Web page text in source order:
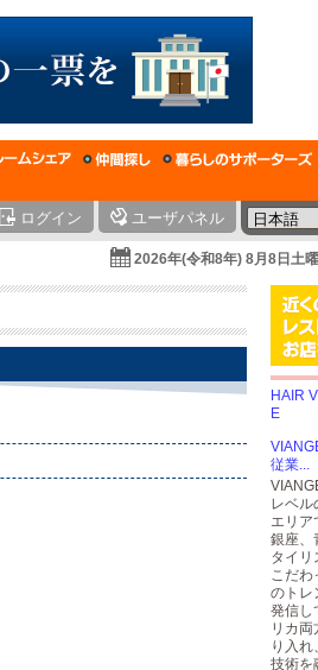
ログイン ユーザパネル
2026年(令和8年) 8月8日土
従業...
レベル
エリア
銀座、
タイリ
こだわ
のトレ
発信し
リカ
り入
技術を